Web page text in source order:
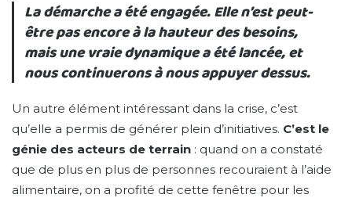
La démarche a été engagée. Elle n’est peut-
être pas encore à la hauteur des besoins,
mais une vraie dynamique a été lancée, et
nous continuerons à nous appuyer dessus.
Un autre élément intéressant dans la crise, c’est
qu’elle a permis de générer plein d’initiatives. C’est le
génie des acteurs de terrain : quand on a constaté
que de plus en plus de personnes recouraient à l’aide
alimentaire, on a profité de cette fenêtre pour les